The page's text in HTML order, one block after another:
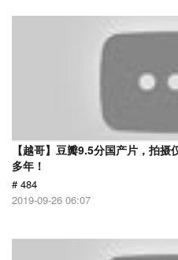
【越哥】豆瓣9.5分国产片，拍
多年！
# 484
2019-09-26 06:07